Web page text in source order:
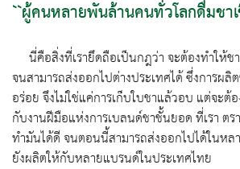
``ผู้คนหลายพันล้านคนทั่วโลกดื่มชา
นี่คือสิ่งที่เรายึดถือเป็นกฎว่า จะต้องทำให้ช
จนสามารถส่งออกไปต่างประเทศได้ ซึ่งการผลิ
อร่อย จึงไม่ใช่แค่การเก็บใบชาแล้วอบ แต่จะต้
กับงานฝีมือแห่งการเบลนด์ชาชั้นยอด ที่เรา ต
ทํามันได้ดี จนตอนนี้สามารถส่งออกไปได้ในหล
ยังผลิตให้กับหลายแบรนด์ในประเทศไทย